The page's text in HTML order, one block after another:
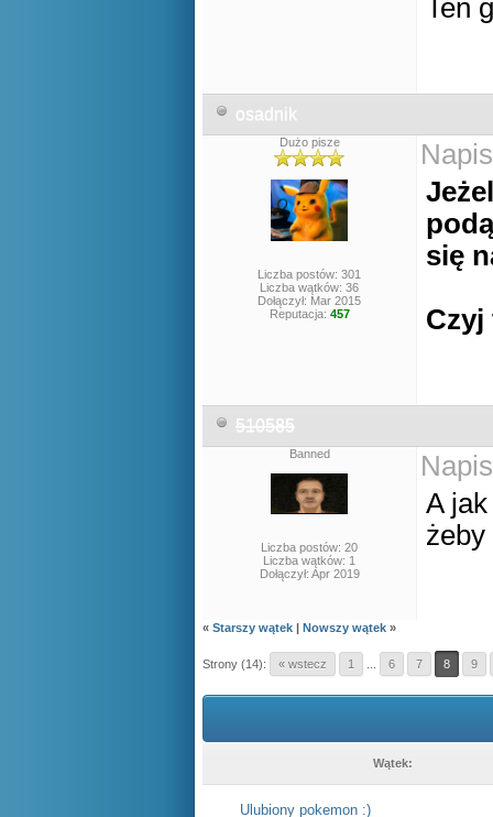
osadnik
Dużo pisze
Liczba postów: 301
Liczba wątków: 36
Dołączył: Mar 2015
Reputacja: 457
się
510585
Banned
Liczba postów: 20
Liczba wątków: 1
Dołączył: Apr 2019
A
żeby
« Starszy wątek | Nowszy wątek »
Strony (14): « wstecz 1 6 7 8 9
Wątek:
Ulubiony pokemon :)